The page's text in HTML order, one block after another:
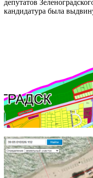
депутатов
кандидатура была